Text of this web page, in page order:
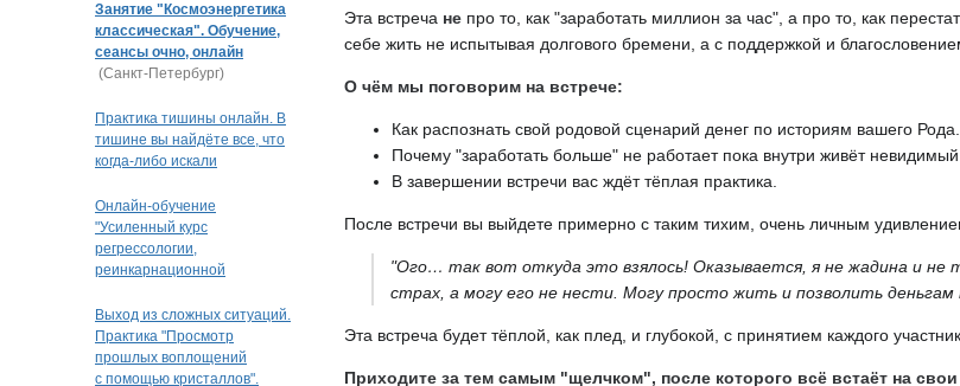
Эта встреча не про то, как "заработать миллион за час", а про то, как
себе жить не испытывая долгового бремени, а с поддержкой и
О чём мы поговорим на встрече:
Как распознать свой родовой сценарий денег по историям вашего Рода.
Почему "заработать больше" не работает пока внутри живёт
В завершении встречи вас ждёт тёплая практика.
После встречи вы выйдете примерно с таким тихим, очень личным
"Ого… так вот откуда это взялось! Оказывается, я не жадина и не
страх, а могу его не нести. Могу просто жить и позволить деньгам
Эта встреча будет тёплой, как плед, и глубокой, с принятием каждого
Приходите за тем самым "щелчком", после которого всё встаёт на
Занятие "Космоэнергетика
классическая". Обучение,
сеансы очно, онлайн
(Санкт-Петербург)
Практика тишины онлайн. В
тишине вы найдёте все, что
когда-либо искали
Онлайн-обучение
"Усиленный курс
регрессологии,
реинкарнационной
Выход из сложных ситуаций.
Практика "Просмотр
прошлых воплощений
с помощью кристаллов".